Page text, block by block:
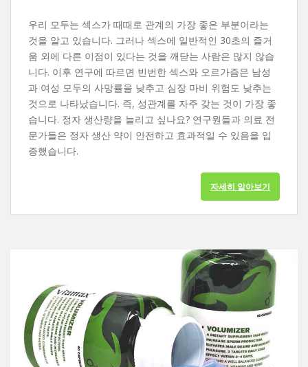
우리 모두는 섹스가 때때로 관계의 가장 좋은 부분이라는
것을 알고 있습니다. 그러나 섹스에 일반적인 30초의 즐거
움 외에 다른 이점이 있다는 것을 깨닫는 사람은 많지 않습
니다. 이후 연구에 따르면 빈번한 섹스와 오르가즘은 남성
과 여성 모두의 사망률을 낮추고 심장 마비 위험도 낮추는
것으로 나타났습니다. 즉, 성관계를 자주 갖는 것이 가장 좋
습니다. 정자 생산량을 늘리고 싶나요? 연구원들과 의료 전
문가들은 정자 생산 약이 안전하고 효과적일 수 있음을 입
증했습니다.
자세히 알아보기